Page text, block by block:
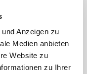
Anzeigen zu
Medien anbieten
Website zu
zu Ihrer
Team